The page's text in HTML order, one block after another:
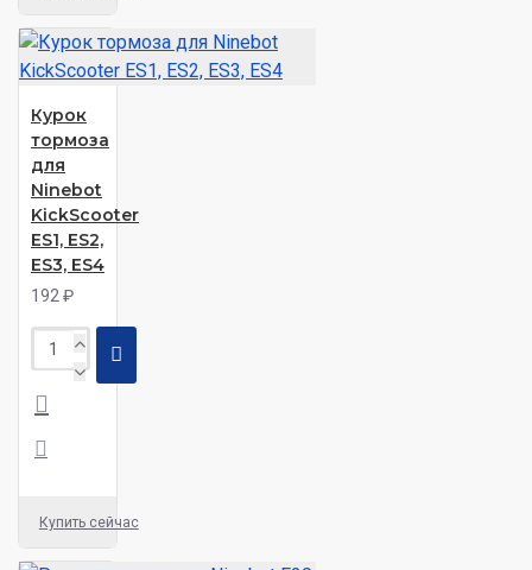
Курок
тормоза
для
Ninebot
KickScooter
ES1, ES2,
ES3, ES4
192 ₽
Купить сейчас